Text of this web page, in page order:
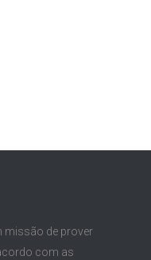
missão de prover
com as